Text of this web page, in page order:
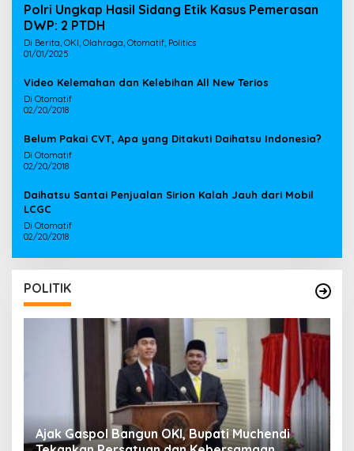
Polri Ungkap Hasil Sidang Etik Kasus Pemerasan
DWP: 2 PTDH
Di Berita, OKI, Olahraga, Otomatif, Politics
01/01/2025
Video Kelemahan dan Kelebihan All New Terios
Di Otomatif
02/20/2018
Belum Pakai CVT, Apa yang Ditakuti Daihatsu Indonesia?
Di Otomatif
02/20/2018
Daihatsu Santai Penjualan Sirion Kalah Jauh dari Mobil
LCGC
Di Otomatif
02/20/2018
POLITIK
Ajak Gaspol Bangun OKI, Bupati Muchendi